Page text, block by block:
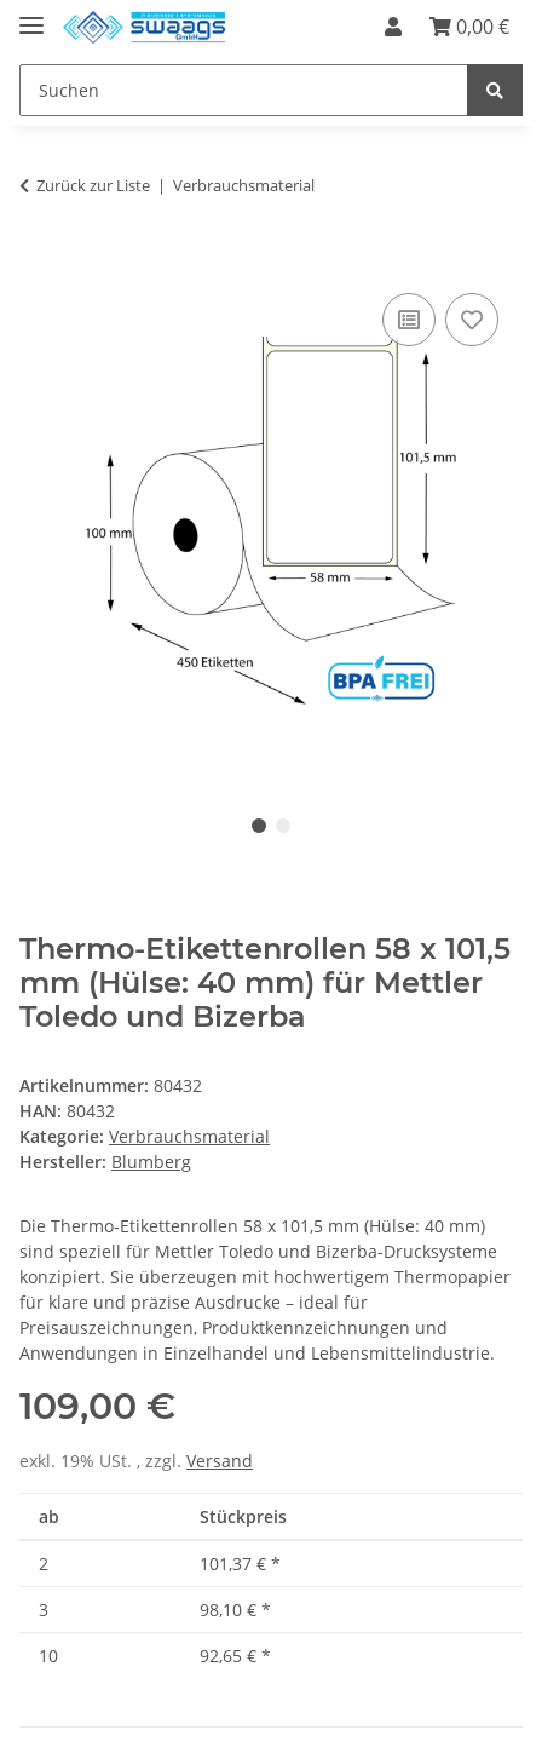
0,00 €
Zurück zur Liste Verbrauchsmaterial
Thermo-Etikettenrollen 58 x 101,5
mm (Hülse: 40 mm) für Mettler
Toledo und Bizerba
Artikelnummer: 80432
HAN: 80432
Kategorie: Verbrauchsmaterial
Hersteller: Blumberg
Die Thermo-Etikettenrollen 58 x 101,5 mm (Hülse: 40 mm)
sind speziell für Mettler Toledo und Bizerba-Drucksysteme
konzipiert. Sie überzeugen mit hochwertigem Thermopapier
für klare und präzise Ausdrucke – ideal für
Preisauszeichnungen, Produktkennzeichnungen und
Anwendungen in Einzelhandel und Lebensmittelindustrie.
109,00 €
exkl. 19% USt. , zzgl. Versand
ab Stückpreis
2 101,37 € *
3
98,10 € *
10
92,65 € *